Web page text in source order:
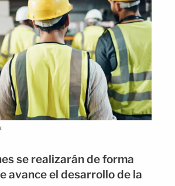
se realizarán de forma
avance el desarrollo de la